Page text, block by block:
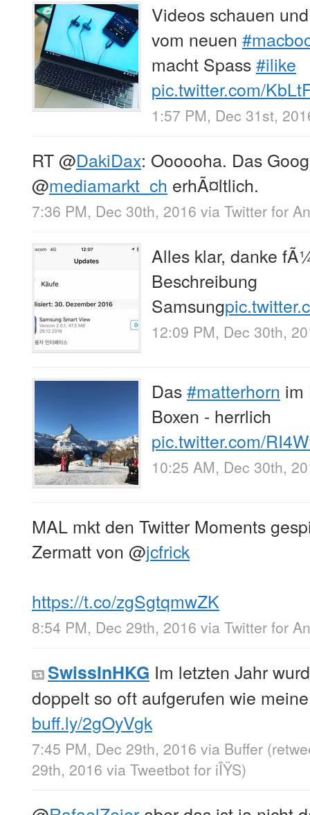
Videos schauen
vom neuen
macht Spass#ilike
pic.twitter.com/
1:57 PM, Dec 31st,
RT@DakiDax: Oooooha. Das
@mediamarkt_ch erhÃ¤ltlich.
7:36 PM, Dec 30th, 2016 via Twitter for
Alles klar, danke
Beschreibung
Samsung
12:09 PM, Dec 30th,
Das#matterhorn im
Boxen - herrlich
pic.twitter.com/
10:25 AM, Dec 30th,
MAL mkt den Twitter Moments
Zermatt von @jcfrick
https://t.co/zgSgtqmwZK
8:54 PM, Dec 29th, 2016 via Twitter for
SwissInHKG Im letzten Jahr
doppelt so oft aufgerufen wie
buff.ly/2gOyVgk
7:45 PM, Dec 29th, 2016 via Buffer
29th, 2016 via Tweetbot for iÎŸS)